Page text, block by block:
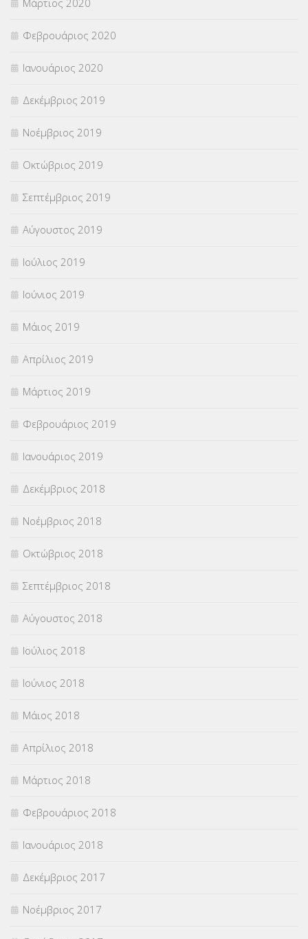
Μάρτιος 2020
Φεβρουάριος 2020
Ιανουάριος 2020
Δεκέμβριος 2019
Νοέμβριος 2019
Οκτώβριος 2019
Σεπτέμβριος 2019
Αύγουστος 2019
Ιούλιος 2019
Ιούνιος 2019
Μάιος 2019
Απρίλιος 2019
Μάρτιος 2019
Φεβρουάριος 2019
Ιανουάριος 2019
Δεκέμβριος 2018
Νοέμβριος 2018
Οκτώβριος 2018
Σεπτέμβριος 2018
Αύγουστος 2018
Ιούλιος 2018
Ιούνιος 2018
Μάιος 2018
Απρίλιος 2018
Μάρτιος 2018
Φεβρουάριος 2018
Ιανουάριος 2018
Δεκέμβριος 2017
Νοέμβριος 2017